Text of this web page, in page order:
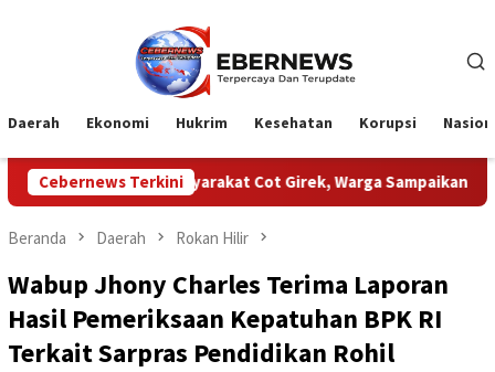
Daerah Ekonomi Hukrim Kesehatan Korupsi
Cebernews Terkini
Cot Girek, Warga Sampaikan Apresiasi HUT
Beranda Daerah Rokan Hilir
Wabup Jhony Charles Terima Laporan
Hasil Pemeriksaan Kepatuhan BPK RI
Terkait Sarpras Pendidikan Rohil